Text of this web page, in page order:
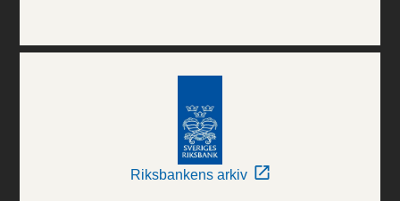
Riksbankens arkiv